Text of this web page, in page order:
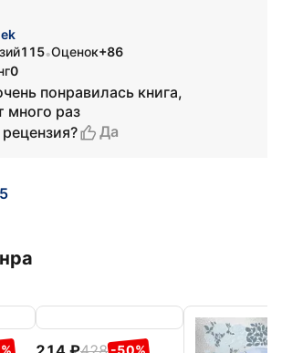
115•Оценок+86
0
понравилась книга,
много раз
Да
-50%